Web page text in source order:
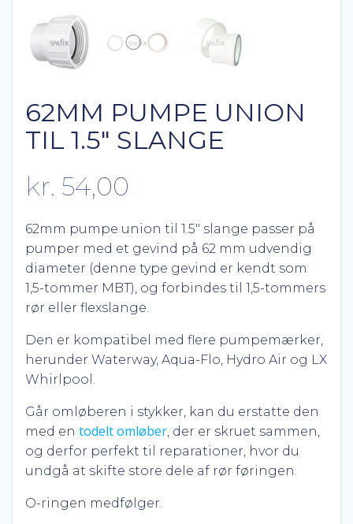
62MM PUMPE UNION
TIL 1.5″ SLANGE
kr. 54,00
62mm pumpe union til 1.5″ slange passer på
pumper med et gevind på 62 mm udvendig
diameter (denne type gevind er kendt som
1,5-tommer MBT), og forbindes til 1,5-tommers
rør eller flexslange.
Den er kompatibel med flere pumpemærker,
herunder Waterway, Aqua-Flo, Hydro Air og LX
Whirlpool.
Går omløberen i stykker, kan du erstatte den
med en todelt omløber, der er skruet sammen,
og derfor perfekt til reparationer, hvor du
undgå at skifte store dele af rør føringen.
O-ringen medfølger.